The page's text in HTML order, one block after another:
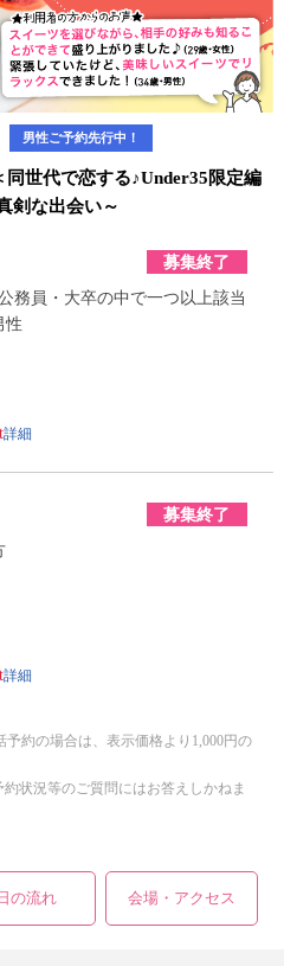
男性ご予約先行中！
同世代で恋する♪Under35限定編
剣な出会い～
募集終了
務員・大卒の中で一つ以上該当
性
詳細
募集終了
詳細
約の場合は、表示価格より1,000円の
状況等のご質問にはお答えしかねま
の流れ 会場・アクセス